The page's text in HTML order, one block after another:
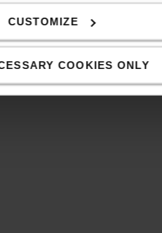
CUSTOMIZE
COOKIES ONLY